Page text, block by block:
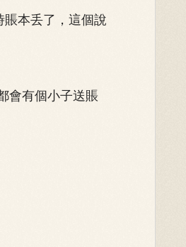
本丢了，這個說
會有個小子送賬